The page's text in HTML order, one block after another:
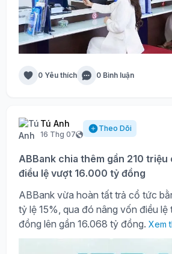
0 Yêu thích 0 Bình luận
Tú Anh
16 Thg 07
Theo Dõi
ABBank chia thêm gần 210 triệu
điều lệ vượt 16.000 tỷ đồng
ABBank vừa hoàn tất trả cổ tức
tỷ lệ 15%, qua đó nâng vốn điều
đồng lên gần 16.068 tỷ đồng. Xem